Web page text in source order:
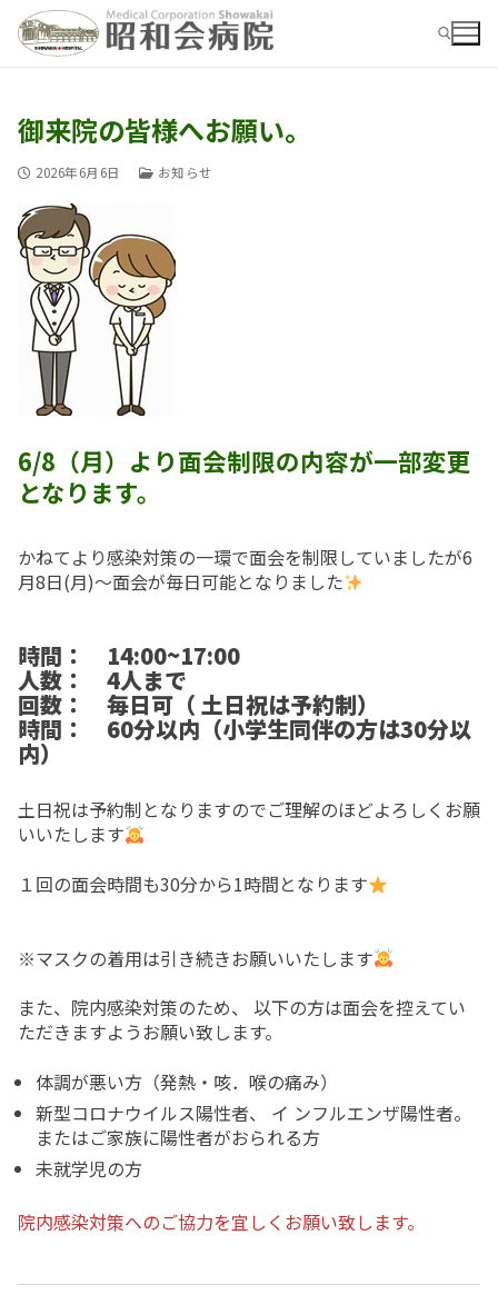
検索:
検
索:
お知らせ
病院ご紹介
病院ご紹介top
概要・沿革
フロア案内
交通アクセス
ご意見箱
よくあるご質問(FAQ)
お問い合わせ
求人情報
育児休業等の取得割合の公表
笑輪会（クラブ活動）
撮影･録音等の禁止事項
厚生労働大臣の定める掲示事項
外来
外来top
内科
外科
整形外科
脳神経外科
皮膚科
放射線科
入院
入院top
医療療養病棟
回復期リハビリテーション病棟
地域包括ケア病棟
地域連携室
在宅事業部
在宅事業部top
訪問介護事業所
通所リハビリテーション
小規模多機能型居宅介護事業所 みなみ風
看護部
御来院の皆様へお願い。
2026年6月6日 お知らせ
6/8（月）より面会制限の内容が一部変更
となります。
かねてより感染対策の一環で面会を制限していましたが6
月8日(月)〜面会が毎日可能となりました
時間 ： 14:00~17:00
人数： 4人まで
回数 ： 毎日可（ 土日祝は予約制）
時間 ： 60分以内（小学生同伴の方は30分以
内）
土日祝は予約制となりますのでご理解のほどよろしくお願
いいたします
１回の面会時間も30分から1時間となります
※マスクの着用は引き続きお願いいたします
また、院内感染対策のため、 以下の方は面会を控えてい
ただきますようお願い致します。
体調が悪い方（発熱・咳．喉の痛み）
新型コロナウイルス陽性者、 イ ンフルエンザ陽性者。
またはご家族に陽性者がおられる方
未就学児の方
院内感染対策へのご協力を宜しくお願い致します。